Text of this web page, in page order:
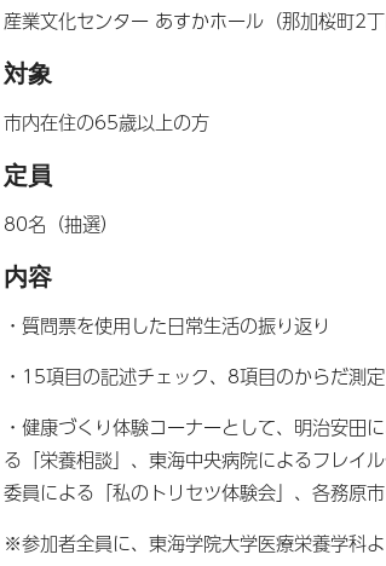
産業文化センター あすかホール（那加桜町2丁
対象
市内在住の65歳以上の方
定員
80名（抽選）
内容
・質問票を使用した日常生活の振り返り
・15項目の記述チェック、8項目のからだ測
・健康づくり体験コーナーとして、明治安田
る「栄養相談」、東海中央病院によるフレイ
委員による「私のトリセツ体験会」、各務原
※参加者全員に、東海学院大学医療栄養学科